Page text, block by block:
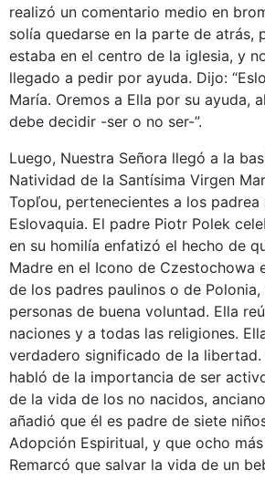
realizó un comentario medio en
solía quedarse en la parte de atrás,
estaba en el centro de la iglesia, y
llegado a pedir por ayuda. Dijo:
María. Oremos a Ella por su ayuda,
debe decidir -ser o no ser-”.
Luego, Nuestra Señora llegó a la
Natividad de la Santísima Virgen
Topľou, pertenecientes a los padrea
Eslovaquia. El padre Piotr Polek
en su homilía enfatizó el hecho de
Madre en el Icono de Czestochowa
de los padres paulinos o de
personas de buena voluntad. Ella
naciones y a todas las religiones.
verdadero significado de la libertad.
habló de la importancia de ser
de la vida de los no nacidos,
añadió que él es padre de siete
Adopción Espiritual, y que ocho
Remarcó que salvar la vida de un